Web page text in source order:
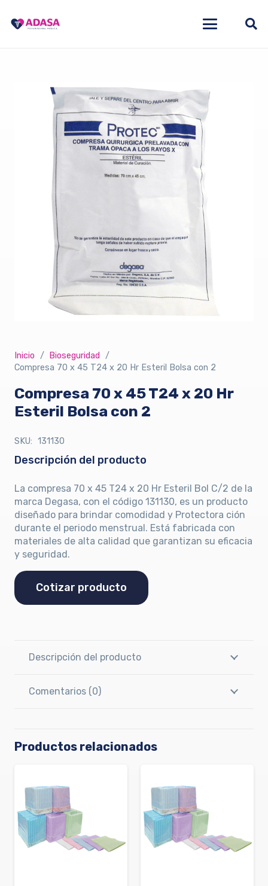
Inicio / Bioseguridad
/
Compresa 70 x 45 T24 x 20 Hr Esteril Bolsa con 2
Compresa 70 x 45 T24 x 20 Hr
Esteril Bolsa con 2
SKU: 131130
Descripción del producto
La compresa 70 x 45 T24 x 20 Hr Esteril Bol C/2 de la
marca Degasa, con el código 131130, es un producto
diseñado para brindar comodidad y Protectora ción
durante el periodo menstrual. Está fabricada con
materiales de alta calidad que garantizan su eficacia
y seguridad.
Cotizar producto
Descripción del producto
Comentarios (0)
Productos relacionados